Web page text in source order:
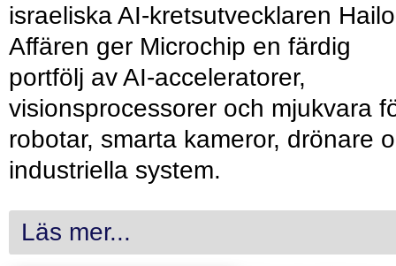
israeliska AI-kretsutvecklaren
Affären ger Microchip en färdig
portfölj av AI-acceleratorer,
visionsprocessorer och mjukvara
robotar, smarta kameror, drönare
industriella system.
Läs mer...